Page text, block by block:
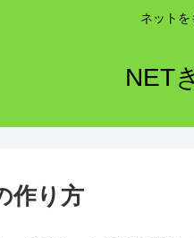
ネットを
NET
作り方